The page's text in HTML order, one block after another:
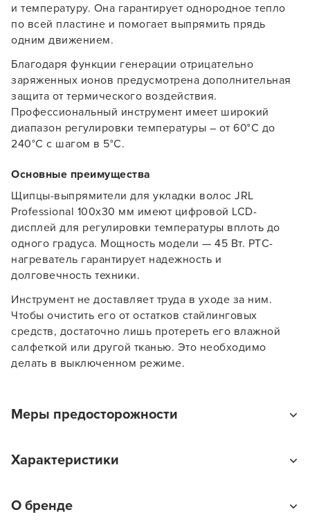
и температуру. Она гарантирует однородное тепло
по всей пластине и помогает выпрямить прядь
одним движением.
Благодаря функции генерации отрицательно
заряженных ионов предусмотрена дополнительная
защита от термического воздействия.
Профессиональный инструмент имеет широкий
диапазон регулировки температуры – от 60°C до
240°C с шагом в 5°C.
Основные преимущества
Щипцы-выпрямители для укладки волос JRL
Professional 100x30 мм имеют цифровой LCD-
дисплей для регулировки температуры вплоть до
одного градуса. Мощность модели — 45 Вт. РТС-
нагреватель гарантирует надежность и
долговечность техники.
Инструмент не доставляет труда в уходе за ним.
Чтобы очистить его от остатков стайлинговых
средств, достаточно лишь протереть его влажной
салфеткой или другой тканью. Это необходимо
делать в выключенном режиме.
Меры предосторожности
другую жидкость. Будьте осторожны при
или ожогов окажите первую медицинскую помощь
Характеристики
Щипцы
О бренде
Заяц–робот
В новом приложении RedHare Market для Android
смотреть товары и оформлять заказы — удобнее и
намного быстрее!